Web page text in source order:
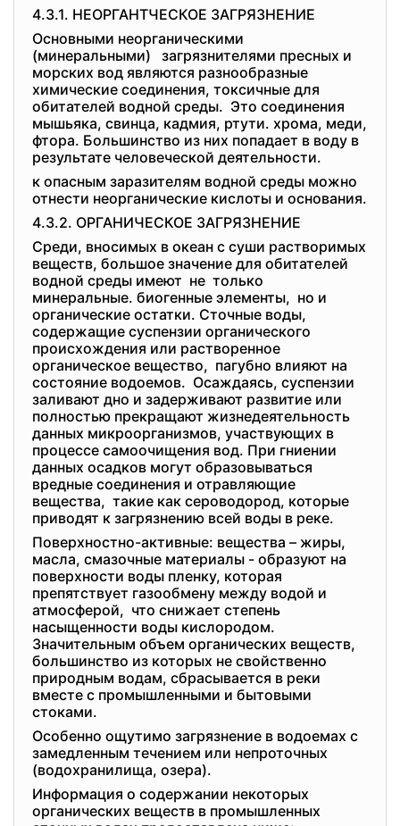
4.3.1. НЕОРГАНТЧЕСКОЕ ЗАГРЯЗНЕНИЕ
Основными неорганическими
(минеральными) загрязнителями пресных и
морских вод являются разнообразные
химические соединения, токсичные для
обитателей водной среды. Это соединения
мышьяка, свинца, кадмия, ртути. хрома, меди,
фтора. Большинство из них попадает в воду в
результате человеческой деятельности.
к опасным заразителям водной среды можно
отнести неорганические кислоты и основания.
4.3.2. ОРГАНИЧЕСКОЕ ЗАГРЯЗНЕНИЕ
Среди, вносимых в океан с суши растворимых
веществ, большое значение для обитателей
водной среды имеют не только
минеральные. биогенные элементы, но и
органические остатки. Сточные воды,
содержащие суспензии органического
происхождения или растворенное
органическое вещество, пагубно влияют на
состояние водоемов. Осаждаясь, суспензии
заливают дно и задерживают развитие или
полностью прекращают жизнедеятельность
данных микроорганизмов, участвующих в
процессе самоочищения вод. При гниении
данных осадков могут образовываться
вредные соединения и отравляющие
вещества, такие как сероводород, которые
приводят к загрязнению всей воды в реке.
Поверхностно-активные: вещества – жиры,
масла, смазочные материалы - образуют на
поверхности воды пленку, которая
препятствует газообмену между водой и
атмосферой, что снижает степень
насыщенности воды кислородом.
Значительным объем органических веществ,
большинство из которых не свойственно
природным водам, сбрасывается в реки
вместе с промышленными и бытовыми
стоками.
Особенно ощутимо загрязнение в водоемах с
замедленным течением или непроточных
(водохранилища, озера).
Информация о содержании некоторых
органических веществ в промышленных